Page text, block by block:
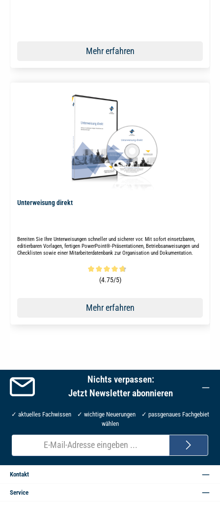
Mehr erfahren
Unterweisung direkt
Bereiten Sie Ihre Unterweisungen schneller und sicherer vor. Mit sofort einsetzbaren,
editierbaren Vorlagen, fertigen PowerPoint®-Präsentationen, Betriebsanweisungen und
Checklisten sowie einer Mitarbeiterdatenbank zur Organisation und Dokumentation.
Durchschnittliche Bewertung von 4.7 von 5 Sternen
(4.75/5)
Mehr erfahren
Nichts verpassen:
Jetzt Newsletter abonnieren
✓ aktuelles Fachwissen ✓ wichtige Neuerungen ✓ passgenaues Fachgebiet
wählen
E-
Mail-
Adresse*
Kontakt
Service